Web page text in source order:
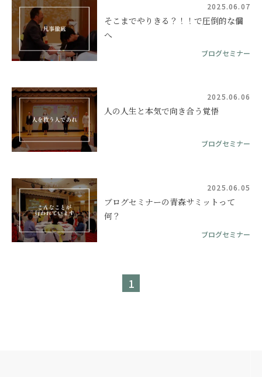
2025.06.07
そこまでやりきる？！！で圧倒的な個
へ
ブログセミナー
2025.06.06
人の人生と本気で向き合う覚悟
ブログセミナー
2025.06.05
ブログセミナーの青森サミットって
何？
ブログセミナー
1